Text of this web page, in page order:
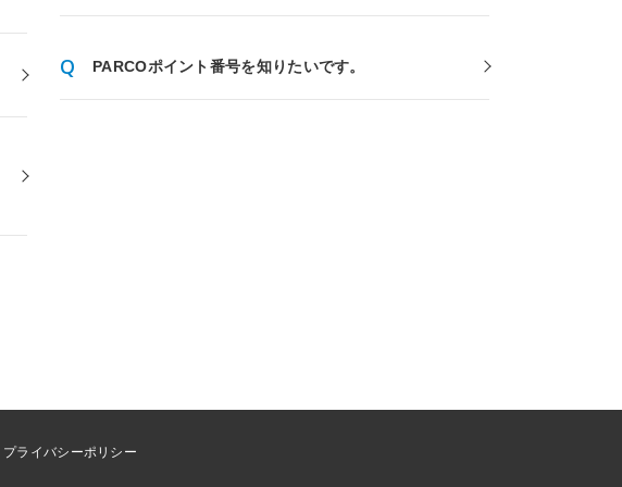
PARCOポイント番号を知りたいです。
プライバシーポリシー